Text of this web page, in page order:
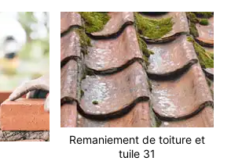
Remaniement de toiture et
tuile 31